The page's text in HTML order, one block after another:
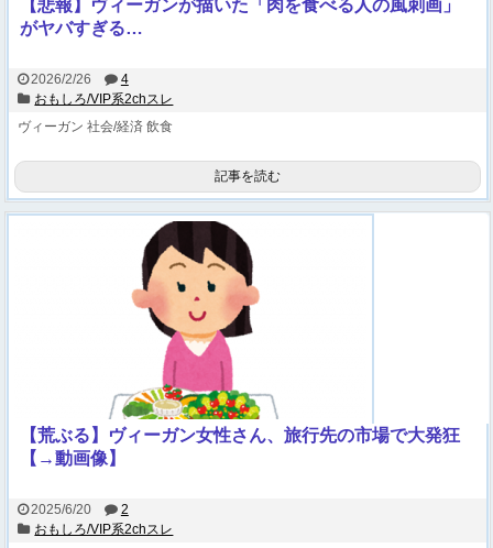
【悲報】ヴィーガンが描いた「肉を食べる人の風刺画」
がヤバすぎる…
2026/2/26
4
おもしろ/VIP系2chスレ
ヴィーガン 社会/経済 飲食
記事を読む
【荒ぶる】ヴィーガン女性さん、旅行先の市場で大発狂
【→動画像】
2025/6/20
2
おもしろ/VIP系2chスレ